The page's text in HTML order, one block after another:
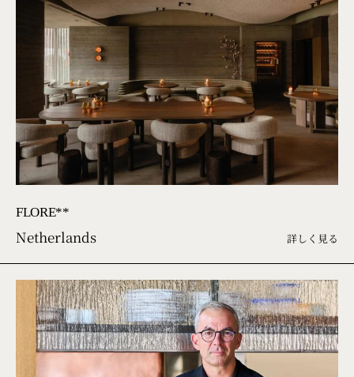
FLORE**
Netherlands 詳しく見る